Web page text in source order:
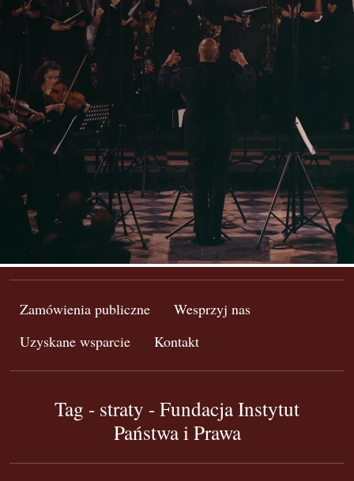
Zamówienia publiczne
Wesprzyj nas
Uzyskane wsparcie
Kontakt
Tag - straty - Fundacja Instytut
Państwa i Prawa